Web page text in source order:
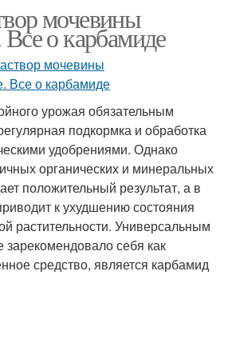
мочевины
о карбамиде
урожая обязательным
подкормка и обработка
удобрениями. Однако
органических и минеральных
положительный результат, а в
к ухудшению состояния
растительности. Универсальным
зарекомендовало себя как
средство, является карбамид